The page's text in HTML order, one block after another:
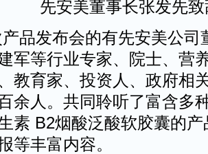
先安美董事长张发先致
品发布会的有先安美公司
军等行业专家、院士、营
教育家、投资人、政府相
余人。共同聆听了富含多
素 B2烟酸泛酸软胶囊的
等丰富内容。